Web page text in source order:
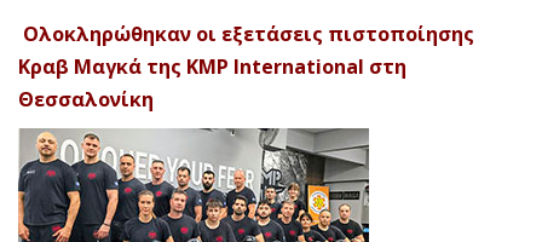
Ολοκληρώθηκαν οι εξετάσεις πιστοποίησης
Κραβ Μαγκά της KMP International στη
Θεσσαλονίκη